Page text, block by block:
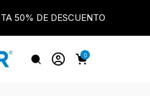
50% DE DESCUENTO
0